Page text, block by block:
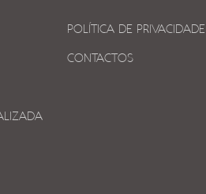
POLÍTICA DE PRIVACIDADE
CONTACTOS